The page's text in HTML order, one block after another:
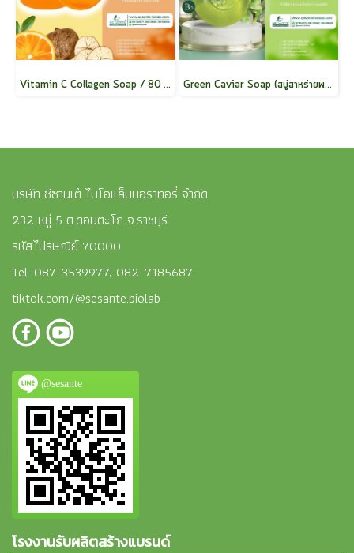
Vitamin C Collagen Soap / 80 g. Green Caviar Soap (สบู่สาหร่ายพวงองุ่น) / 90 g.
บริษัท ซีซานเต้ ไบโอแล็บบอราทอรี่ จำกัด
232 หมู่ 5 ต.ดอนตะโก จ.ราชบุรี
รหัสไปรษณีย์ 70000
Tel. 087-3539977, 082-7185687
tiktok.com/@sesante.biolab
@sesante
โรงงานรับผลิตสร้างแบรนด์